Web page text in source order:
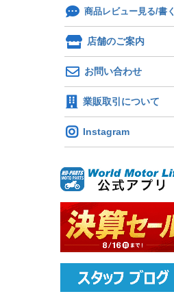
商品レビュー見る/書く
店舗のご案内
お問い合わせ
業販取引について
Instagram